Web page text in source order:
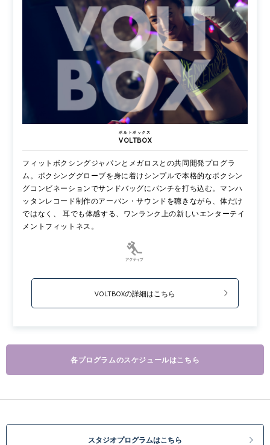
VOLTBOX
ボルトボックス
フィットボクシングジャパンとメガロスとの共同開発プログラ
ム。ボクシンググローブを身に着けシンプルで本格的なボクシン
グコンビネーションでサンドバッグにパンチを打ち込む。マンハ
ッタンレコード制作のアーバン・サウンドを聴きながら、体だけ
ではなく、 耳でも体感する、ワンランク上の新しいエンターテイ
メントフィットネス。
VOLTBOXの詳細はこちら
各プログラムのスケジュールはこちら
スタジオプログラムはこちら